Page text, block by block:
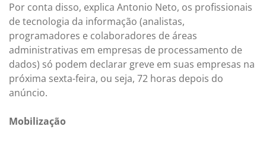
Por conta disso, explica Antonio Neto, os profissionais
de tecnologia da informação (analistas,
programadores e colaboradores de áreas
administrativas em empresas de processamento de
dados) só podem declarar greve em suas empresas na
próxima sexta-feira, ou seja, 72 horas depois do
anúncio.
Mobilização